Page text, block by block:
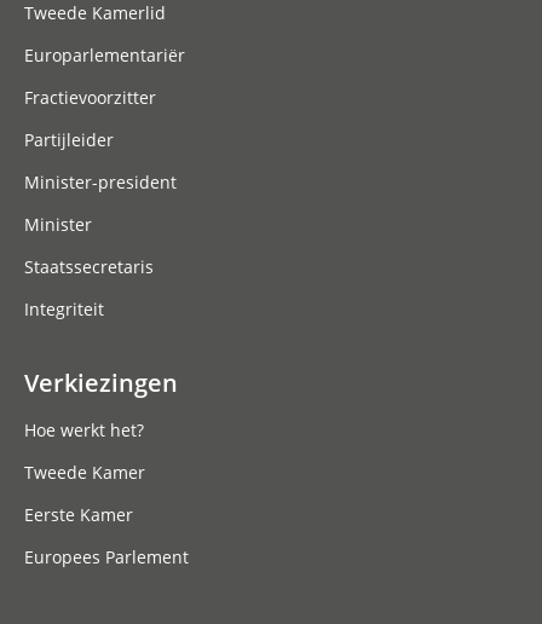
Tweede Kamerlid
Europarlementariër
Fractievoorzitter
Partijleider
Minister-president
Minister
Staatssecretaris
Integriteit
Verkiezingen
Hoe werkt het?
Tweede Kamer
Eerste Kamer
Europees Parlement